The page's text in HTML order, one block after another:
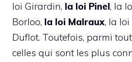
loi Girardin, la loi Pinel, la
Borloo, la loi Malraux, la loi
Duflot. Toutefois, parmi
celles qui sont les plus